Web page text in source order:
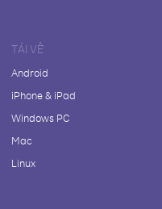
TẢI VỀ
Android
iPhone & iPad
Windows PC
Mac
Linux